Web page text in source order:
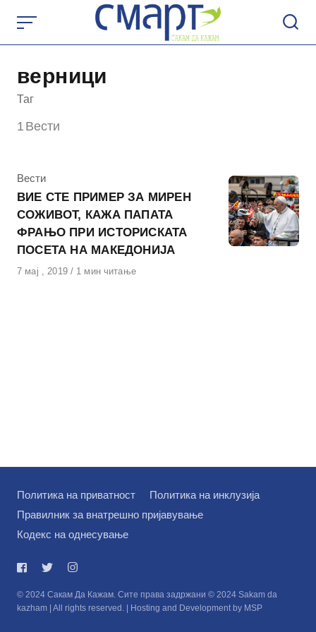
content
верници
Таг
1 Вести
КАтегорија
Вести
ВИЕ СТЕ ПРИМЕР ЗА МИРЕН
СОЖИВОТ, КАЖА ПАПАТА
ФРАЊО ПРИ ИСТОРИСКАТА
ПОСЕТА НА МАКЕДОНИЈА
Објавено
7 мај , 2019 1 мин читање
Политика на приватност
Политика на инклузија
Правилник за внатрешно пријавување
Кодекс на однесување
© 2024 Сакам Да Кажам. Сите права задржани © 2024 Sakam da
kazham | All rights reserved. | Hosting and Development by MSP